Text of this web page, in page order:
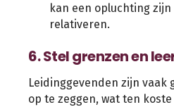
kan een opluchting
relativeren.
6. Stel grenzen en
Leidinggevenden zijn vaak
op te zeggen, wat ten